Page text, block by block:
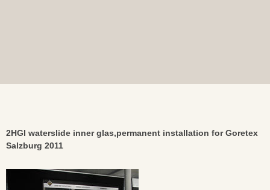
2HGI waterslide inner glas,permanent installation for Goretex
Salzburg 2011